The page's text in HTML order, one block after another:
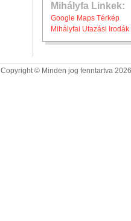
Mihályfa Linkek:
Google Maps Térkép
Mihályfai Utazási Irodák
Copyright © Minden jog fenntartva